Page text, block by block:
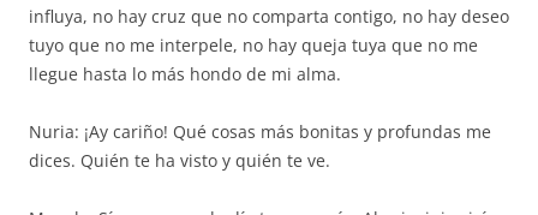
influya, no hay cruz que no comparta contigo, no hay deseo
tuyo que no me interpele, no hay queja tuya que no me
llegue hasta lo más hondo de mi alma.
Nuria: ¡Ay cariño! Qué cosas más bonitas y profundas me
dices. Quién te ha visto y quién te ve.